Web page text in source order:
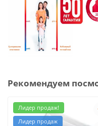
Рекомендуем
Лидер продаж!
Лидер продаж